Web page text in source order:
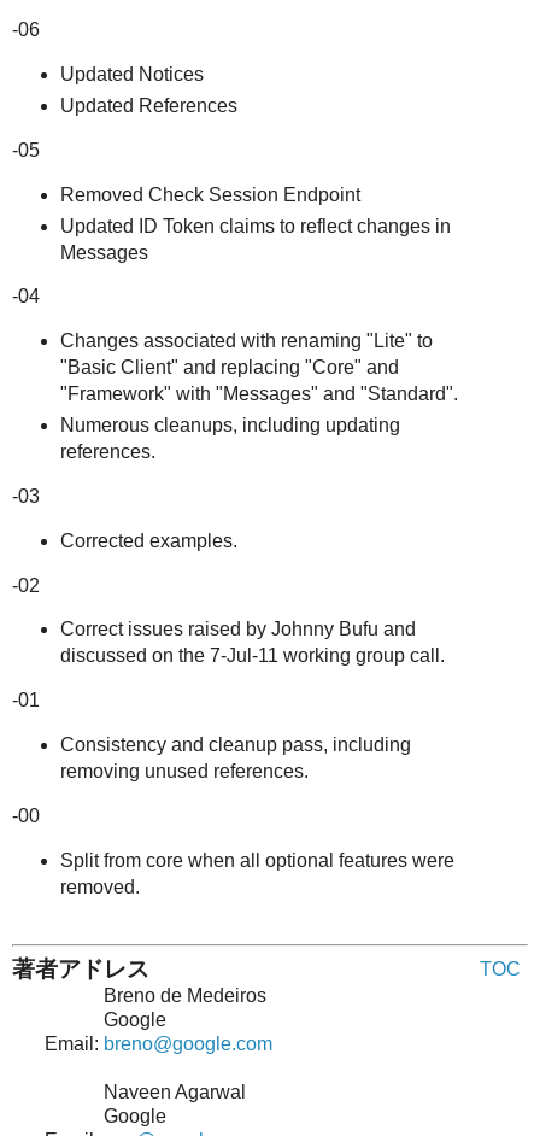
-06
Updated Notices
Updated References
-05
Removed Check Session Endpoint
Updated ID Token claims to reflect changes in
Messages
-04
Changes associated with renaming "Lite" to
"Basic Client" and replacing "Core" and
"Framework" with "Messages" and "Standard".
Numerous cleanups, including updating
references.
-03
Corrected examples.
-02
Correct issues raised by Johnny Bufu and
discussed on the 7-Jul-11 working group call.
-01
Consistency and cleanup pass, including
removing unused references.
-00
Split from core when all optional features were
removed.
TOC
著者アドレス
Breno de Medeiros
Google
Email: breno@google.com
Naveen Agarwal
Google